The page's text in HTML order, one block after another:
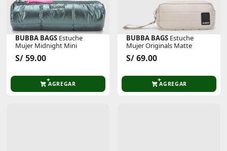
BUBBA BAGS Estuche
Mujer Midnight Mini
S/ 59.00
AGREGAR
BUBBA BAGS Estuche
Mujer Originals Matte
S/ 69.00
AGREGAR